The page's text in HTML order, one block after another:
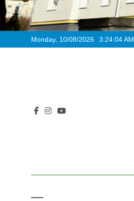
Monday, 10/08/2026 3:24:05 AM